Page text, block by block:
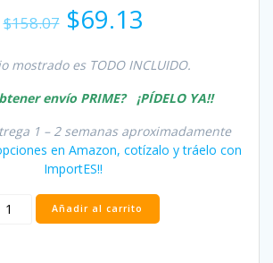
$158.07 El
precio
original
era:
$158.07.
$69.13
actual
es:
$69.13.
mostrado es TODO INCLUIDO.
envío PRIME? ¡PÍDELO YA!!
1 – 2 semanas aproximadamente
en Amazon, cotízalo y tráelo con
ImportES!!
Bomba
Añadir al carrito